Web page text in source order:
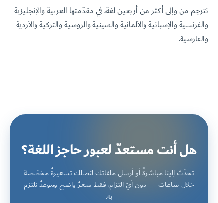
نترجم من وإلى أكثر من أربعين لغة، في مقدّمتها العربية والإنجليزية
والفرنسية والإسبانية والألمانية والصينية والروسية والتركية والأردية
والفارسية.
هل أنت مستعدّ لعبور حاجز اللغة؟
تحدّث إلينا مباشرةً أو أرسل ملفاتك لتصلك تسعيرةٌ مخصّصة
خلال ساعات — دون أيّ التزام، فقط سعرٌ واضح وموعدٌ نلتزم
به.